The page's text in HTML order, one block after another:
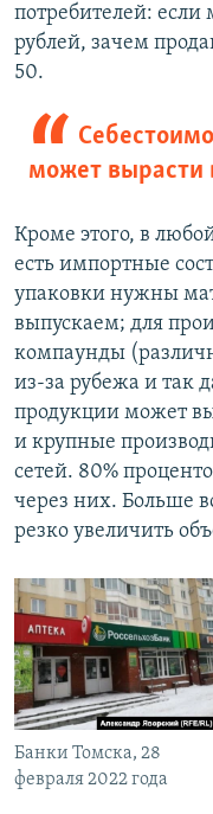
потребителей: если
рублей, зачем
50.
может вырасти
Кроме этого, в
есть импортные
упаковки нужны
выпускаем; для
компаунды
из-за рубежа и так
продукции может
и крупные
сетей. 80%
через них. Больше
резко увеличить
Банки Томска, 28
февраля 2022 года